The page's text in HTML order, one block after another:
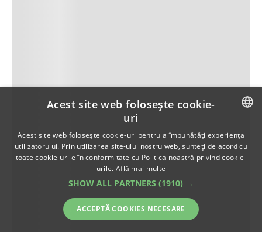
ROMANIAN
Acest site web folosește cookie-
uri
Acest site web folosește cookie-uri pentru a îmbunătăți experiența
utilizatorului. Prin utilizarea site-ului nostru web, sunteți de acord cu
toate cookie-urile în conformitate cu Politica noastră privind cookie-
urile. Află mai multe
SHOW ALL PARTNERS (1910) →
ACCEPTĂ COOKIES NECESARE